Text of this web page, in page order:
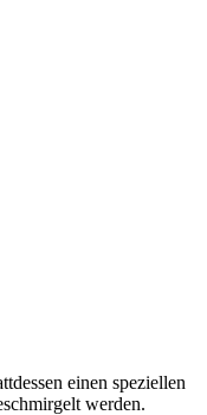
einen speziellen
werden.